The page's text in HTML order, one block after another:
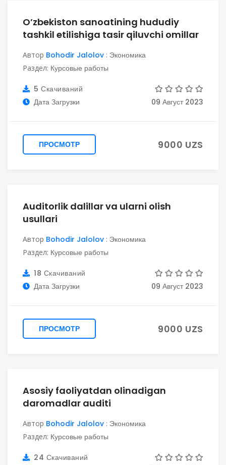
O’zbekiston sanoatining hududiy
tashkil etilishiga tasir qiluvchi omillar
Автор Bohodir Jalolov : Экономика
Раздел: Курсовые работы
5 Скачиваний
Дата Загрузки
09 Август 2023
ПРОСМОТР 9000 UZS
Auditorlik dalillar va ularni olish
usullari
Автор Bohodir Jalolov : Экономика
Раздел: Курсовые работы
18 Скачиваний
Дата Загрузки
09 Август 2023
ПРОСМОТР 9000 UZS
Asosiy faoliyatdan olinadigan
daromadlar auditi
Автор Bohodir Jalolov : Экономика
Раздел: Курсовые работы
24 Скачиваний